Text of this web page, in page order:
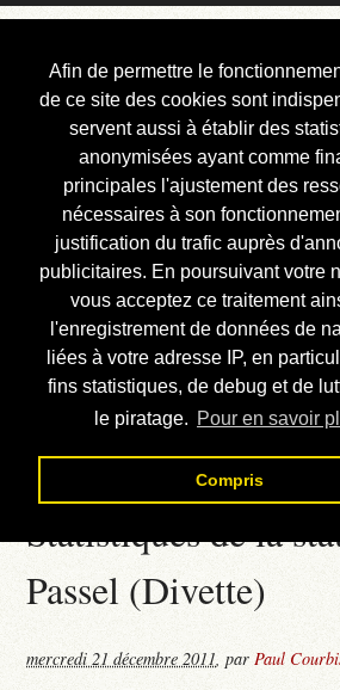
Afin de permettre le
de ce site des cookies sont
servent aussi à établir des
anonymisées ayant comme
principales l'ajustement des
nécessaires à son
justification du trafic auprès
publicitaires. En poursuivant votre
vous acceptez ce traitement
l'enregistrement de données de
liées à votre adresse IP, en
fins statistiques, de debug et de
le piratage. Pour en savoir
Compris
Courbis, « LE »
Blog Officiel
Bienvenue
Réalisations
Divers (et d’été)
Annonces
Liens externes
Téléchargement
Contact
Statistiques de la
Passel (Divette)
mercredi 21 décembre 2011,parPaul